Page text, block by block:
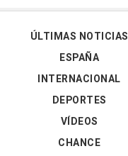
ÚLTIMAS NOTICIAS
ESPAÑA
INTERNACIONAL
DEPORTES
VÍDEOS
CHANCE